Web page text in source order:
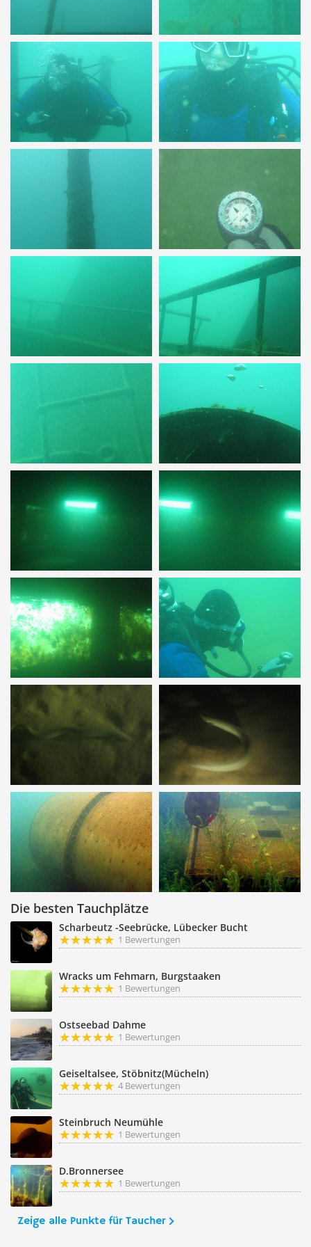
Die besten Tauchplätze
Scharbeutz -Seebrücke, Lübecker Bucht
1 Bewertungen
Wracks um Fehmarn, Burgstaaken
1 Bewertungen
Ostseebad Dahme
1 Bewertungen
Geiseltalsee, Stöbnitz(Mücheln)
4 Bewertungen
Steinbruch Neumühle
1 Bewertungen
D.Bronnersee
1 Bewertungen
Zeige alle Punkte für Taucher